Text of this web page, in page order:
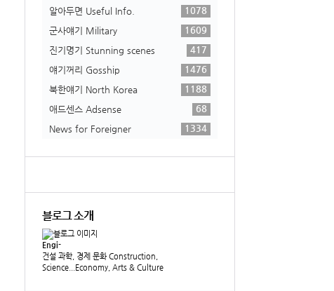
알아두면 Useful Info.
1078
군사얘기 Military
1609
진기명기 Stunning scenes
417
얘기꺼리 Gosship
1476
북한얘기 North Korea
1188
애드센스 Adsense
68
News for Foreigner
1334
블로그 소개
Engi-
건설 과학, 경제 문화 Construction,
Science...Economy, Arts & Culture